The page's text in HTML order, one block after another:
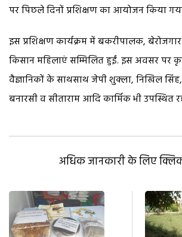
पर पिछले दिनों प्रशिक्षण का आयोजन किया
इस प्रशिक्षण कार्यक्रम में बकरीपालक,
किसान महिलाएं सम्मिलित हुईं. इस अवसर पर
वैज्ञानिकों के साथसाथ जेपी शुक्ला, निखिल
बनारसी व सीताराम आदि कार्मिक भी उपस्थित
अधिक जानकारी के लिए